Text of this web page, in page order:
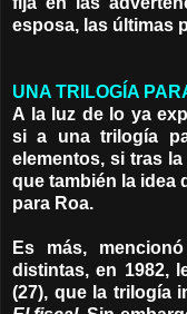
esposa, las últimas
UNA TRILOGÍA
A la luz de lo ya
si a una trilogía
elementos, si tras
que también la idea
para Roa.
Es más,
distintas, en 1982,
(27), que la trilogía